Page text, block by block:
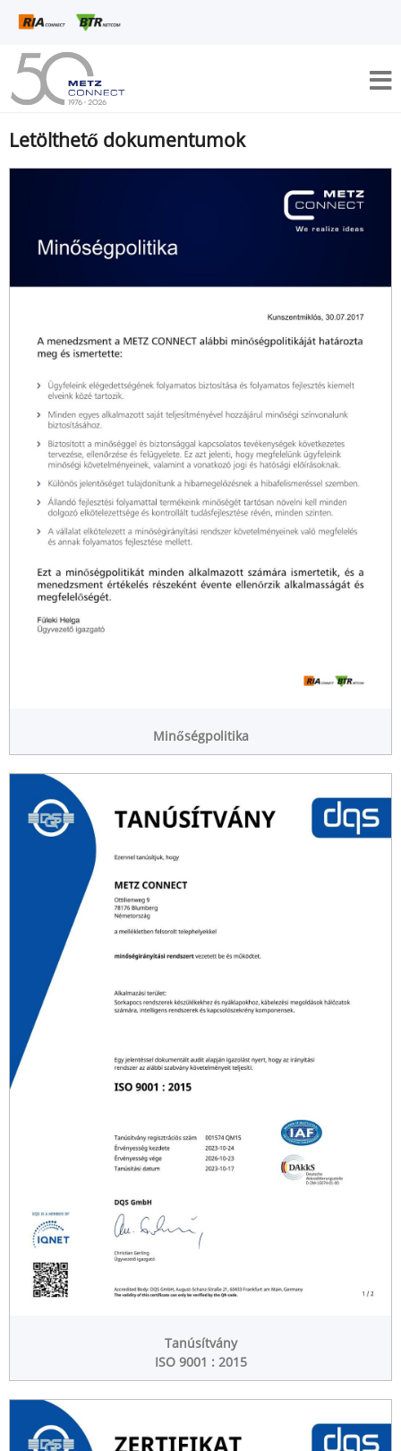
Letölthető dokumentumok
Minőségpolitika
Tanúsítvány
ISO 9001 : 2015